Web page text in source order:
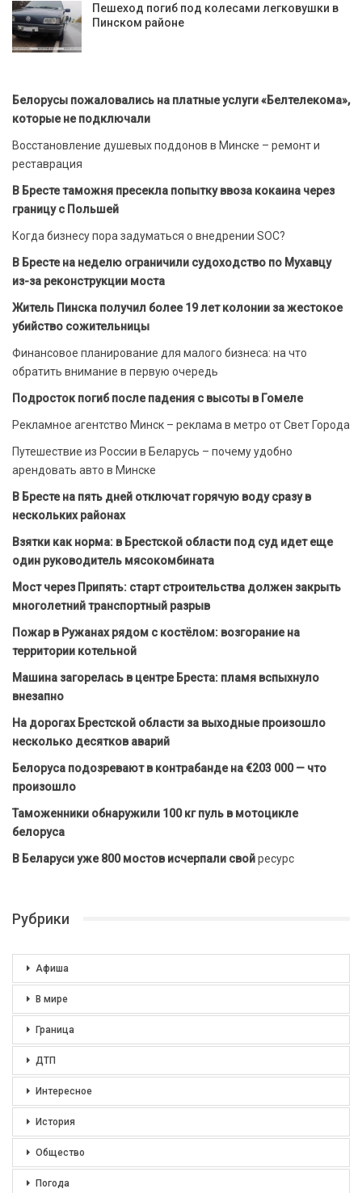
Пешеход погиб под колесами легковушки в
Пинском районе
Белорусы пожаловались на платные услуги «Белтелекома»,
которые не подключали
Восстановление душевых поддонов в Минске – ремонт и
реставрация
В Бресте таможня пресекла попытку ввоза кокаина через
границу с Польшей
Когда бизнесу пора задуматься о внедрении SOC?
В Бресте на неделю ограничили судоходство по Мухавцу
из-за реконструкции моста
Житель Пинска получил более 19 лет колонии за жестокое
убийство сожительницы
Финансовое планирование для малого бизнеса: на что
обратить внимание в первую очередь
Подросток погиб после падения с высоты в Гомеле
Рекламное агентство Минск – реклама в метро от Свет Города
Путешествие из России в Беларусь – почему удобно
арендовать авто в Минске
В Бресте на пять дней отключат горячую воду сразу в
нескольких районах
Взятки как норма: в Брестской области под суд идет еще
один руководитель мясокомбината
Мост через Припять: старт строительства должен закрыть
многолетний транспортный разрыв
Пожар в Ружанах рядом с костёлом: возгорание на
территории котельной
Машина загорелась в центре Бреста: пламя вспыхнуло
внезапно
На дорогах Брестской области за выходные произошло
несколько десятков аварий
Белоруса подозревают в контрабанде на €203 000 — что
произошло
Таможенники обнаружили 100 кг пуль в мотоцикле
белоруса
В Беларуси уже 800 мостов исчерпали свойресурс
Рубрики
Афиша
В мире
Граница
ДТП
Интересное
История
Общество
Погода